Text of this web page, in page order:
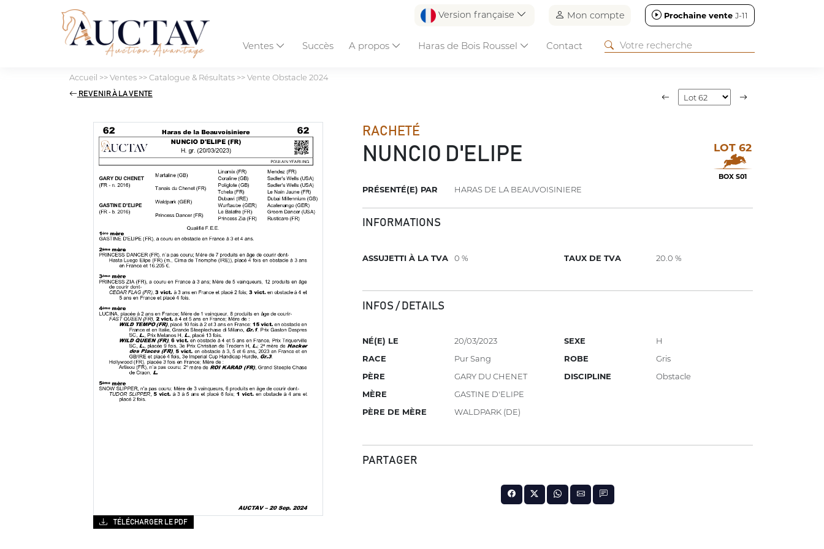
Version française Mon compte Prochaine vente J-11
Ventes Succès A propos Haras de Bois Roussel Contact
Accueil >>Ventes>>Catalogue & Résultats>>Vente Obstacle 2024
REVENIR À LA VENTE
RACHETÉ
NUNCIO D'ELIPE LOT 62
BOX S01
PRÉSENTÉ(E) PAR HARAS DE LA BEAUVOISINIERE
INFORMATIONS
ASSUJETTI À LA TVA 0 % TAUX DE TVA 20.0 %
INFOS / DETAILS
NÉ(E) LE
20/03/2023
RACE
Pur Sang
PÈRE
GARY DU CHENET
MÈRE
GASTINE D'ELIPE
PÈRE DE MÈRE
WALDPARK (DE)
SEXE
H
ROBE
Gris
DISCIPLINE
Obstacle
PARTAGER
TÉLÉCHARGER LE PDF